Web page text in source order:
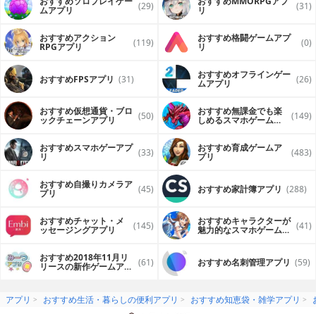
ムアプリ (29) リ (31)
おすすめアクション
RPGアプリ (119) おすすめ格闘ゲームアプ
リ (0)
おすすめFPSアプリ (31) おすすめオフラインゲー
ムアプリ (26)
おすすめ仮想通貨・ブロ
ックチェーンアプリ (50) おすすめ無課金でも楽
しめるスマホゲームア (149)
おすすめスマホゲーアプ
リ (33) おすすめ育成ゲームア
プリ (483)
おすすめ自撮りカメラア
プリ (45) おすすめ家計簿アプリ (288)
おすすめチャット・メ
ッセージングアプリ (145) おすすめキャラクターが
魅力的なスマホゲームア (41)
おすすめ2018年11月リ
リースの新作ゲームアプ (61) おすすめ名刺管理アプリ (59)
アプリ おすすめ生活・暮らしの便利アプリ おすすめ知恵袋・雑学アプリ